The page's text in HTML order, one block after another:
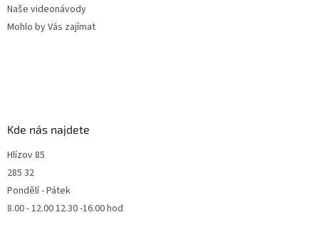
Naše videonávody
Mohlo by Vás zajímat
Kde nás najdete
Hlízov 85
285 32
Pondělí - Pátek
8.00 - 12.00 12.30 -16.00 hod